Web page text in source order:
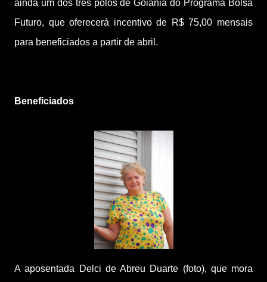
ainda um dos três polos de Goiânia do Programa Bolsa
Futuro, que oferecerá incentivo de R$ 75,00 mensais
para beneficiados a partir de abril.
Beneficiados
A aposentada Delci de Abreu Duarte (foto), que mora